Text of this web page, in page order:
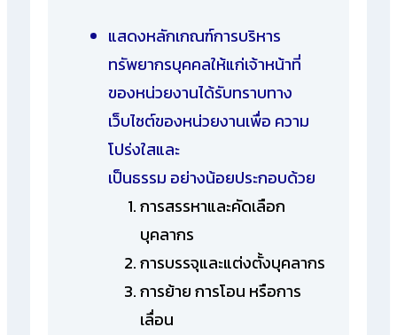
แสดงหลักเกณฑ์การบริหาร
ทรัพยากรบุคคลให้แก่เจ้าหน้าที่
ของหน่วยงานได้รับทราบทาง
เว็บไซต์ของหน่วยงานเพื่อ ความ
โปร่งใสและ
เป็นธรรม อย่างน้อยประกอบด้วย
การสรรหาและคัดเลือก
บุคลากร
การบรรจุและแต่งตั้งบุคลากร
การย้าย การโอน หรือการ
เลื่อน